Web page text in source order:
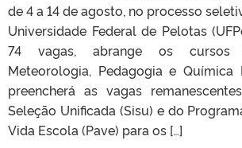
de 4 a 14 de agosto, no processo
Universidade Federal de Pelotas
74 vagas, abrange os cursos
Meteorologia, Pedagogia e Química
preencherá as vagas
Seleção Unificada (Sisu) e do
Vida Escola (Pave) para os […]